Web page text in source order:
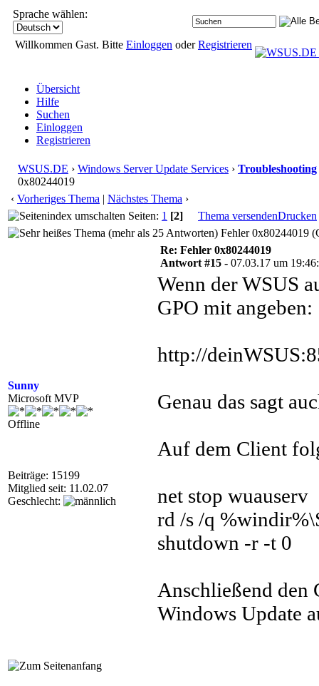
Sprache wählen:
Willkommen Gast. Bitte Einloggen oderRegistrieren
Übersicht
Hilfe
Suchen
Einloggen
Registrieren
WSUS.DE › Windows Server Update Services › Troubleshooting
0x80244019
‹ Vorheriges Thema | Nächstes Thema ›
Seiten: 1 [2] Thema versendenDrucken
Fehler 0x80244019
Sunny
Microsoft MVP
Offline
Beiträge: 15199
Mitglied seit: 11.02.07
Geschlecht:
Re: Fehler 0x80244019
Antwort #15 - 07.03.17 um
Wenn der WSUS
GPO mit angeben:
http://
Genau das sagt
Auf dem Client
net stop wuauserv
rd /s /q
shutdown -r -t 0
Anschließend den
Windows Update